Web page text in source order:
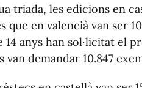
triada, les edicions en
que en valencià van ser
14 anys han sol·licitat el
van demandar 10.847